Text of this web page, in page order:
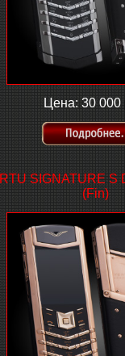
Цена: 30 000
SIGNATURE S
(Fin)